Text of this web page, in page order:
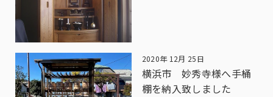
2020年 12月 25日
横浜市 妙秀寺様へ手桶
棚を納入致しました